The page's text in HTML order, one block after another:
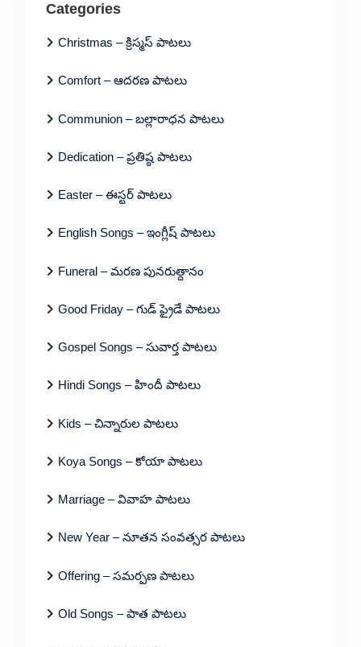
Categories
Christmas – క్రిస్మస్ పాటలు
Comfort – ఆదరణ పాటలు
Communion – బల్లారాధన పాటలు
Dedication – ప్రతిష్ఠ పాటలు
Easter – ఈస్టర్ పాటలు
English Songs – ఇంగ్లీష్ పాటలు
Funeral – మరణ పునరుత్దానం
Good Friday – గుడ్ ఫ్రైడే పాటలు
Gospel Songs – సువార్త పాటలు
Hindi Songs – హిందీ పాటలు
Kids – చిన్నారుల పాటలు
Koya Songs – కోయా పాటలు
Marriage – వివాహ పాటలు
New Year – నూతన సంవత్సర పాటలు
Offering – సమర్పణ పాటలు
Old Songs – పాత పాటలు